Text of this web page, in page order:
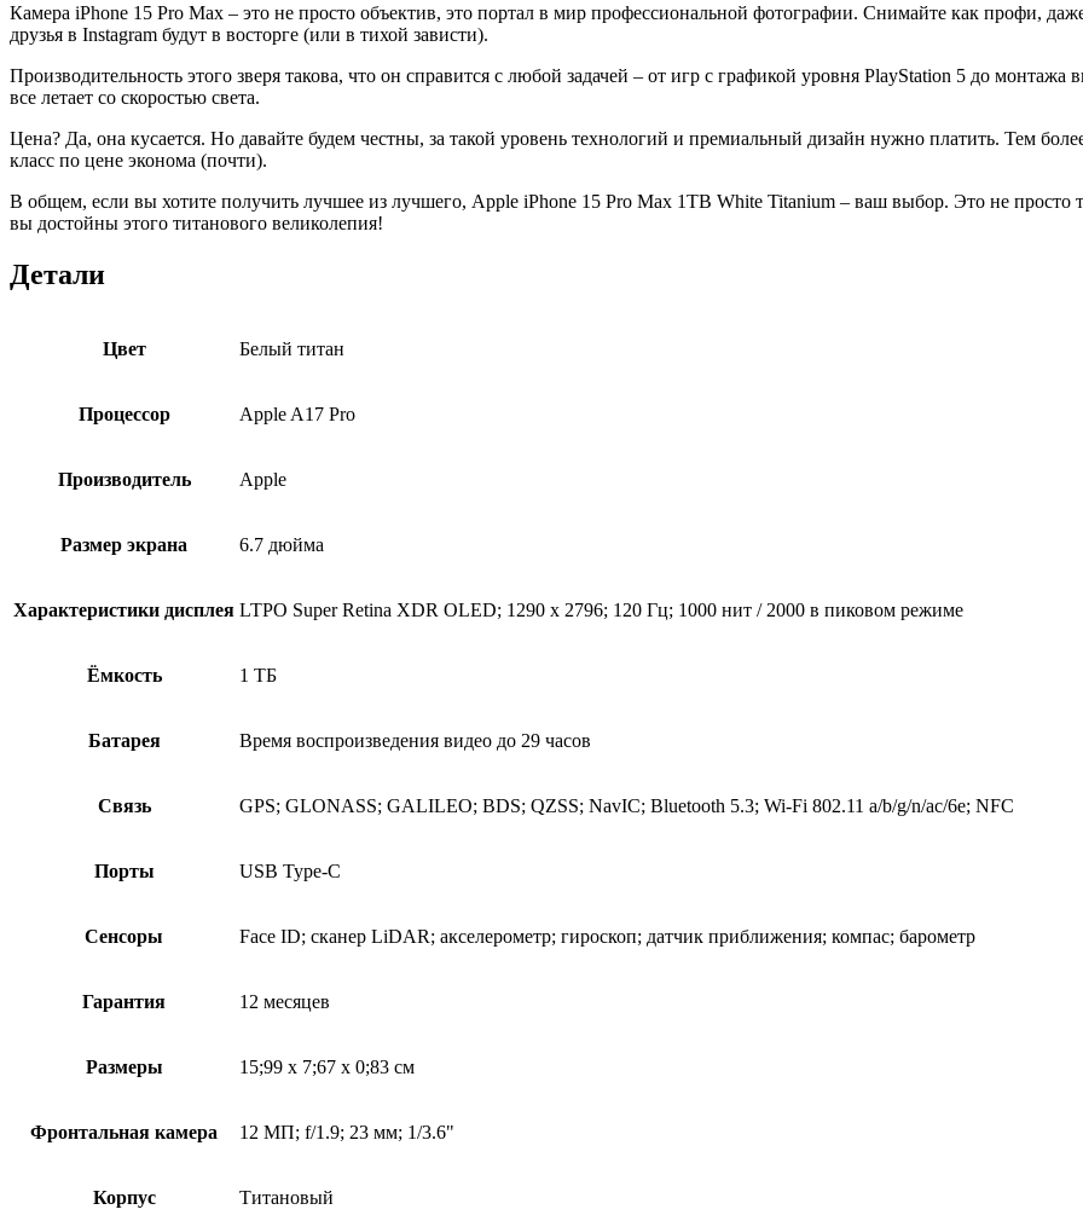
Камера iPhone 15 Pro Max – это не просто объектив, это портал в мир профессиональной фотографии. Снимайте как профи,
друзья в Instagram будут в восторге (или в тихой зависти).
Производительность этого зверя такова, что он справится с любой задачей – от игр с графикой уровня PlayStation 5 до монтажа
все летает со скоростью света.
Цена? Да, она кусается. Но давайте будем честны, за такой уровень технологий и премиальный дизайн нужно платить. Тем
класс по цене эконома (почти).
В общем, если вы хотите получить лучшее из лучшего, Apple iPhone 15 Pro Max 1TB White Titanium – ваш выбор. Это не
вы достойны этого титанового великолепия!
Детали
Цвет Белый титан
Процессор Apple A17 Pro
Производитель Apple
Размер экрана 6.7 дюйма
Характеристики дисплея LTPO Super Retina XDR OLED; 1290 x 2796; 120 Гц; 1000 нит / 2000 в пиковом режиме
Ёмкость 1 ТБ
Батарея Время воспроизведения видео до 29 часов
Связь GPS; GLONASS; GALILEO; BDS; QZSS; NavIC; Bluetooth 5.3; Wi-Fi 802.11 a/b/g/n/ac/6e; NFC
Порты USB Type-C
Сенсоры Face ID; сканер LiDAR; акселерометр; гироскоп; датчик приближения; компас; барометр
Гарантия 12 месяцев
Размеры 15;99 x 7;67 x 0;83 см
Фронтальная камера 12 МП; f/1.9; 23 мм; 1/3.6"
Корпус Титановый